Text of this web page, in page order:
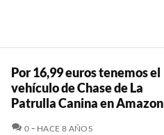
Por 16,99 euros tenemos el
vehículo de Chase de La
Patrulla Canina en Amazon
0 COMENTARIOS
HACE 8 AÑOS